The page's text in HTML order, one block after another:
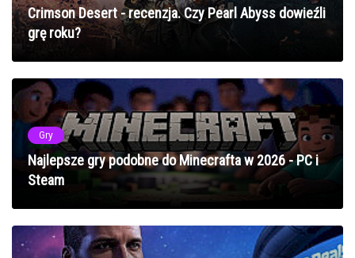
Crimson Desert - recenzja. Czy Pearl Abyss dowieźli
grę roku?
Gry
Najlepsze gry podobne do Minecrafta w 2026 - PC i
Steam